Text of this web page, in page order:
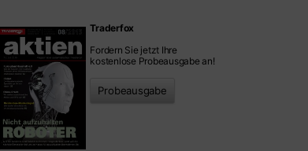
Traderfox
Fordern Sie jetzt Ihre
kostenlose Probeausgabe an!
Probeausgabe